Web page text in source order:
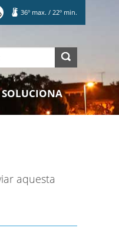
36º max. / 22º min.
aquesta